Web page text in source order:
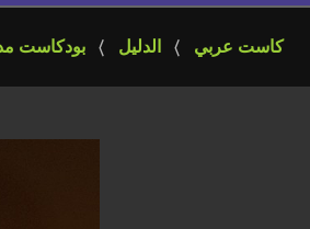
كاست عربي الدليل بودكاست